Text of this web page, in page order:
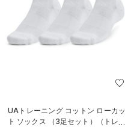
UAトレーニング コットン ローカッ
ト ソックス （3足セット）（トレー